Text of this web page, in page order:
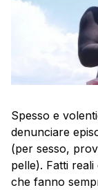
Spesso e
denunciare
(per sesso,
pelle). Fatti
che fanno